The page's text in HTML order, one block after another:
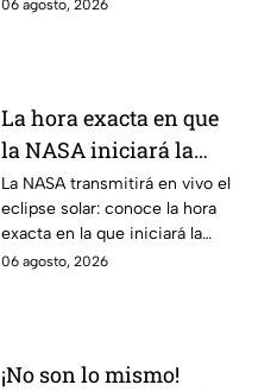
06 agosto, 2026
La hora exacta en que
la NASA iniciará la
transmisión en vivo
del eclipse solar
La NASA transmitirá en vivo el
eclipse solar: conoce la hora
exacta en la que iniciará la
cobertura para no perderte de
06 agosto, 2026
¡No son lo mismo!